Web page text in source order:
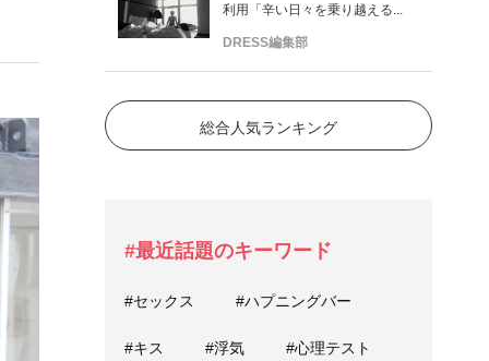
利用「辛い日々を乗り越える...
DRESS編集部
総合人気ランキング
#最近話題のキーワード
#セックス #ハプニングバー
#キス #浮気 #心理テスト